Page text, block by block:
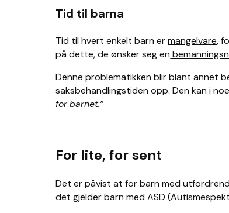
Tid til barna
Tid til hvert enkelt barn ermangelvare,
på dette, de ønsker seg en
Denne problematikken blir blant annet
saksbehandlingstiden opp. Den kan i
for barnet.”
For lite, for sent
Det er påvist at for barn med
det gjelder barn med ASD